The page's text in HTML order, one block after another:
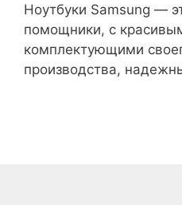
Ноутбуки Samsung —
помощники, с
комплектующими
производства,